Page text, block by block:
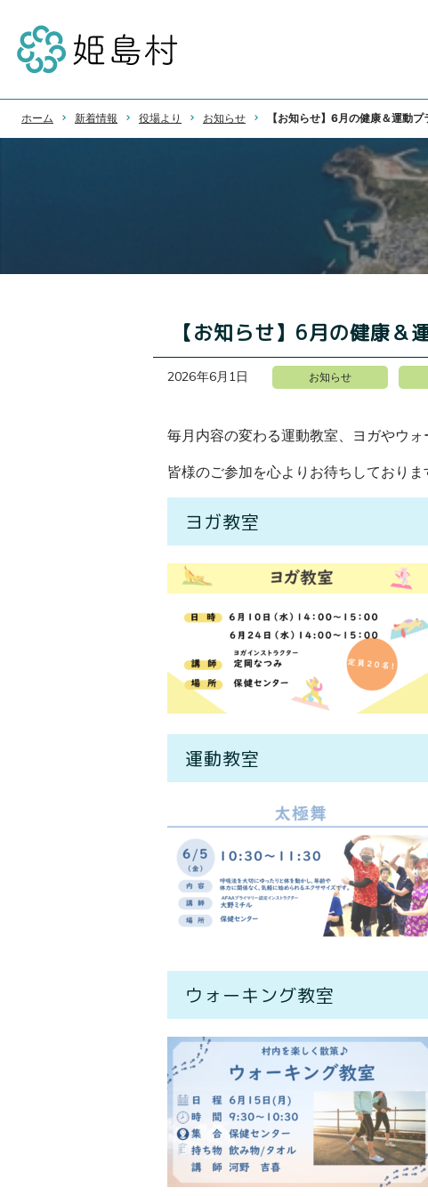
ホーム 新着情報 役場より お知らせ 【お知らせ】6月の健康＆運動
【お知らせ】6月の健康＆
2026年6月1日 お知らせ
毎月内容の変わる運動教室、ヨガやウ
皆様のご参加を心よりお待ちしておりま
ヨガ教室
運動教室
ウォーキング教室